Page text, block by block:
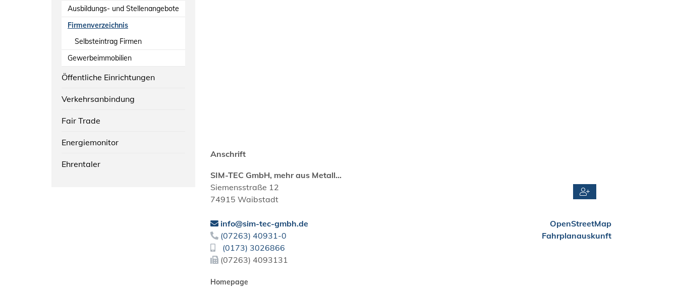
Ausbildungs- und Stellenangebote
Firmenverzeichnis
Selbsteintrag Firmen
Gewerbeimmobilien
Öffentliche Einrichtungen
Verkehrsanbindung
Fair Trade
Energiemonitor
Ehrentaler
Anschrift
SIM-TEC GmbH, mehr aus Metall...
Siemensstraße 12
74915 Waibstadt
OpenStreetMap
Fahrplanauskunft
info@sim-tec-gmbh.de
(07263) 40931-0
(01 73) 3026866
(07263) 40931 31
Homepage